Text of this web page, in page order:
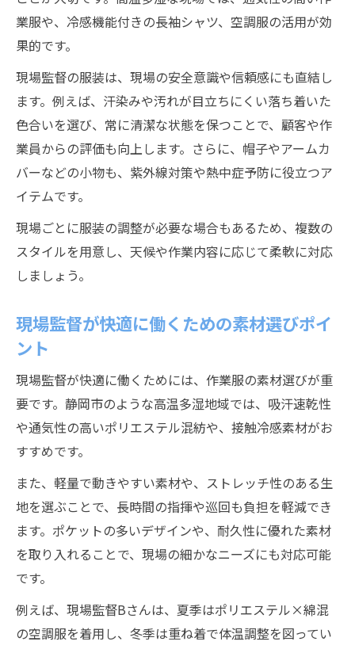
業服や、冷感機能付きの長袖シャツ、空調服の活用が効
果的です。
現場監督の服装は、現場の安全意識や信頼感にも直結し
ます。例えば、汗染みや汚れが目立ちにくい落ち着いた
色合いを選び、常に清潔な状態を保つことで、顧客や作
業員からの評価も向上します。さらに、帽子やアームカ
バーなどの小物も、紫外線対策や熱中症予防に役立つア
イテムです。
現場ごとに服装の調整が必要な場合もあるため、複数の
スタイルを用意し、天候や作業内容に応じて柔軟に対応
しましょう。
現場監督が快適に働くための素材選びポイ
ント
現場監督が快適に働くためには、作業服の素材選びが重
要です。静岡市のような高温多湿地域では、吸汗速乾性
や通気性の高いポリエステル混紡や、接触冷感素材がお
すすめです。
また、軽量で動きやすい素材や、ストレッチ性のある生
地を選ぶことで、長時間の指揮や巡回も負担を軽減でき
ます。ポケットの多いデザインや、耐久性に優れた素材
を取り入れることで、現場の細かなニーズにも対応可能
です。
例えば、現場監督Bさんは、夏季はポリエステル×綿混
の空調服を着用し、冬季は重ね着で体温調整を図ってい